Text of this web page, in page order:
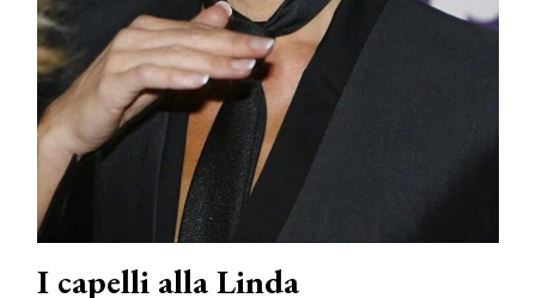
I capelli alla Linda